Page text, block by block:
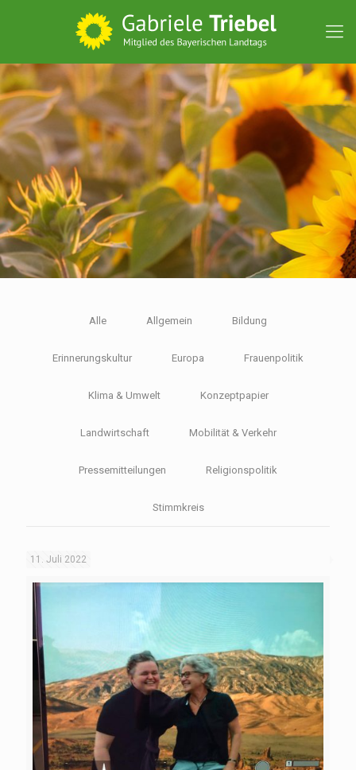
Alle Allgemein Bildung
Erinnerungskultur Europa Frauenpolitik
Klima & Umwelt Konzeptpapier
Landwirtschaft Mobilität & Verkehr
Pressemitteilungen Religionspolitik
Stimmkreis
11. Juli 2022